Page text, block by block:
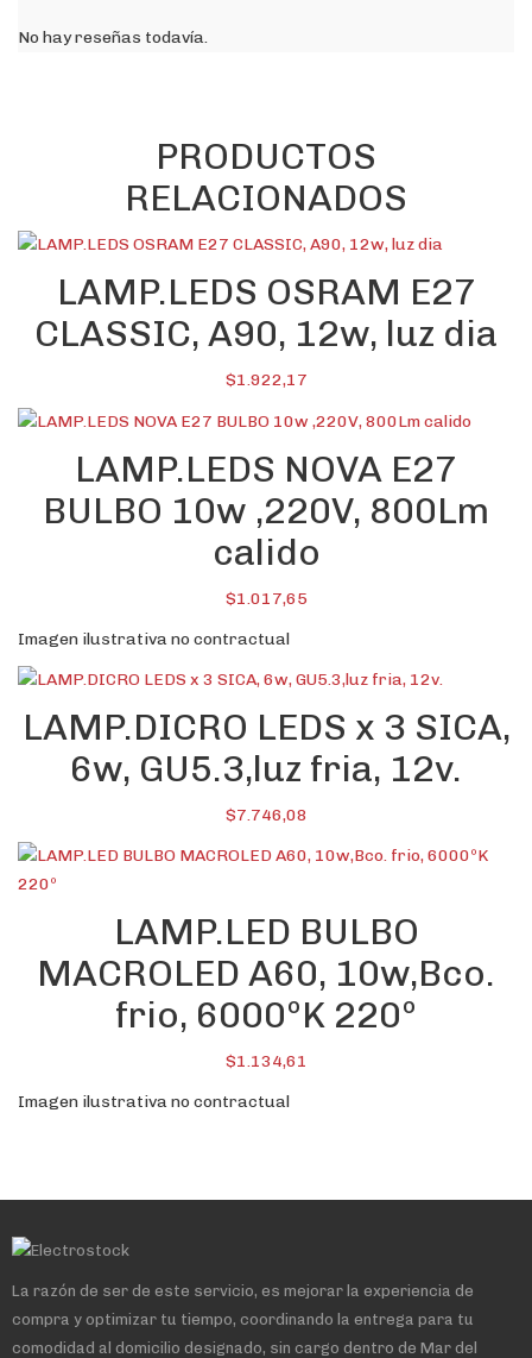
No hay reseñas todavía.
PRODUCTOS
RELACIONADOS
LAMP.LEDS OSRAM E27
CLASSIC, A90, 12w, luz dia
$1.922,17
LAMP.LEDS NOVA E27
BULBO 10w ,220V, 800Lm
calido
$1.017,65
Imagen ilustrativa no contractual
LAMP.DICRO LEDS x 3 SICA,
6w, GU5.3,luz fria, 12v.
$7.746,08
LAMP.LED BULBO
MACROLED A60, 10w,Bco.
frio, 6000ºK 220º
$1.134,61
Imagen ilustrativa no contractual
La razón de ser de este servicio, es mejorar la experiencia de
compra y optimizar tu tiempo, coordinando la entrega para tu
comodidad al domicilio designado, sin cargo dentro de Mar del